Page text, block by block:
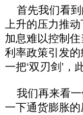
首先我们看到
上升的压力推
加息难以控制
利率政策引发
一把‘双刃剑’，
我们再来看一
一下通货膨胀